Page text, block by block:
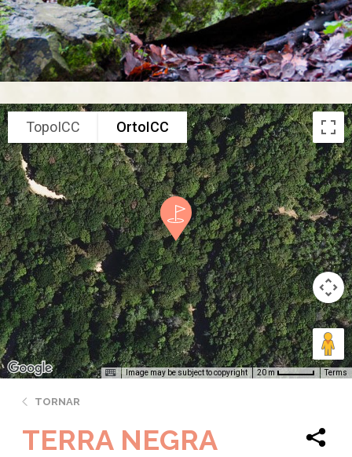
TopoICC OrtoICC
Image may be subject to copyright 20 m Terms
TORNAR
TERRA NEGRA